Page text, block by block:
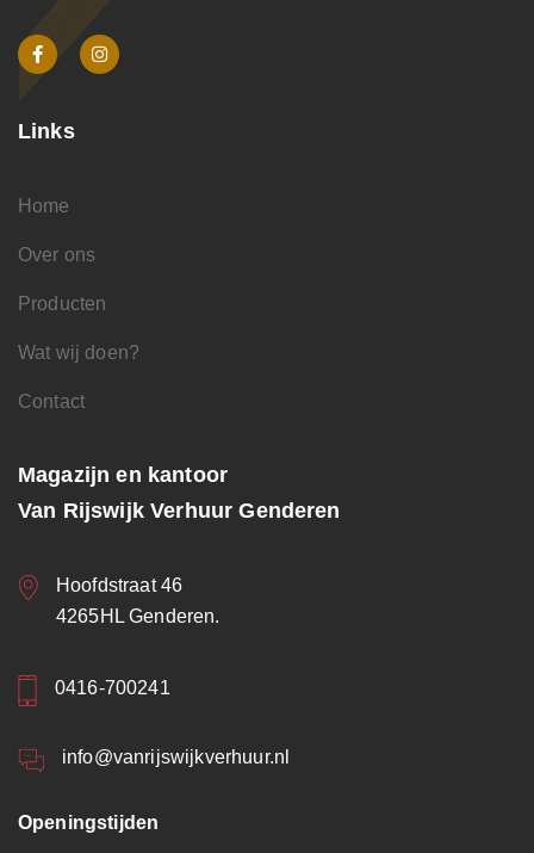
Links
Home
Over ons
Producten
Wat wij doen?
Contact
Magazijn en kantoor
Van Rijswijk Verhuur Genderen
Hoofdstraat 46
4265HL Genderen.
0416-700241
info@vanrijswijkverhuur.nl
Openingstijden